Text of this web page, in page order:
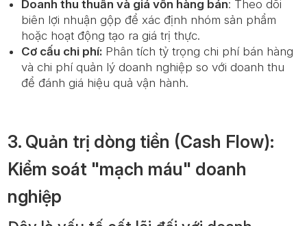
Doanh thu thuần và giá vốn hàng bán: Theo dõi
biên lợi nhuận gộp để xác định nhóm sản phẩm
hoặc hoạt động tạo ra giá trị thực.
Cơ cấu chi phí:Phân tích tỷ trọng chi phí bán hàng
và chi phí quản lý doanh nghiệp so với doanh thu
để đánh giá hiệu quả vận hành.
3. Quản trị dòng tiền (Cash Flow):
Kiểm soát "mạch máu" doanh
nghiệp